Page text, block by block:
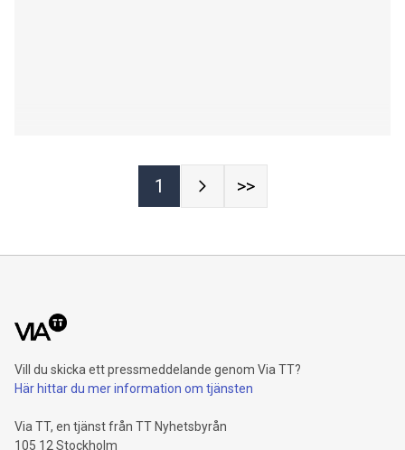
1 >>
Vill du skicka ett pressmeddelande genom Via TT?
Här hittar du mer information om tjänsten
Via TT, en tjänst från TT Nyhetsbyrån
105 12 Stockholm